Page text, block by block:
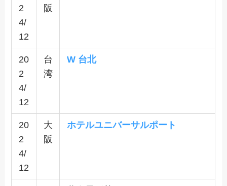
2
4/
12
阪
20
2
4/
12
台
湾
W 台北
20
2
4/
12
大
阪
ホテルユニバーサルポート